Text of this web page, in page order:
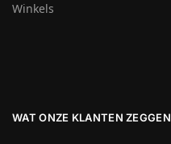
Winkels
WAT ONZE KLANTEN ZEGGEN